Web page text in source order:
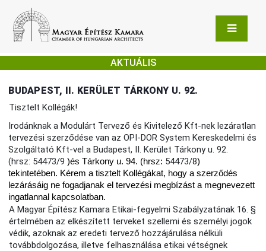
AKTUÁLIS
BUDAPEST, II. KERÜLET TÁRKONY U. 92.
Tisztelt Kollégák!
Irodánknak a Modulárt Tervező és Kivitelező Kft-nek lezáratlan
tervezési szerződése van az OPI-DOR System Kereskedelmi és
Szolgáltató Kft-vel a Budapest, II. Kerület Tárkony u. 92.
(hrsz: 54473/9 )és Tárkony u. 94. (hrsz: 54473/8)
tekintetében. Kérem a tisztelt Kollégákat, hogy a szerződés
lezárásáig ne fogadjanak el tervezési megbízást a megnevezett
ingatlannal kapcsolatban.
A Magyar Építész Kamara Etikai-fegyelmi Szabályzatának 16. §
értelmében az elkészített terveket szellemi és személyi jogok
védik, azoknak az eredeti tervező hozzájárulása nélküli
továbbdolgozása, illetve felhasználása etikai vétségnek